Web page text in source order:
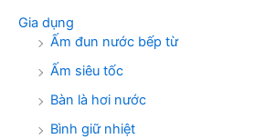
Gia dụng
Ấm đun nước bếp từ
Ấm siêu tốc
Bàn là hơi nước
Bình giữ nhiệt